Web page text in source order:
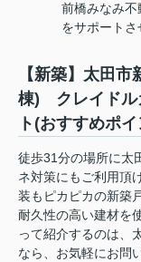
前橋みなみ不
をサポート
【新築】太田
棟) クレイドル
ト(おすすめポ
徒歩31分の場所に太
ネ対策にもご利用頂
装もピカピカの新築
耐久性の高い建材を
って紹介するのは、
なら、お気軽にお問